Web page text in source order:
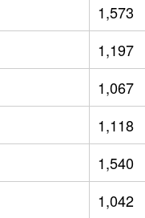
1,573
1,197
1,067
1,118
1,540
1,042